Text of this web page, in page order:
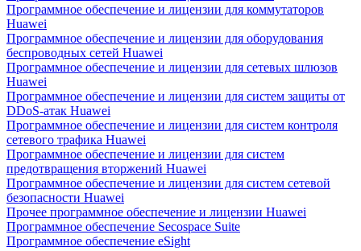
Программное обеспечение и лицензии для коммутаторов
Huawei
Программное обеспечение и лицензии для оборудования
беспроводных сетей Huawei
Программное обеспечение и лицензии для сетевых шлюзов
Huawei
Программное обеспечение и лицензии для систем защиты от
DDoS-атак Huawei
Программное обеспечение и лицензии для систем контроля
сетевого трафика Huawei
Программное обеспечение и лицензии для систем
предотвращения вторжений Huawei
Программное обеспечение и лицензии для систем сетевой
безопасности Huawei
Прочее программное обеспечение и лицензии Huawei
Программное обеспечение Secospace Suite
Программное обеспечение eSight